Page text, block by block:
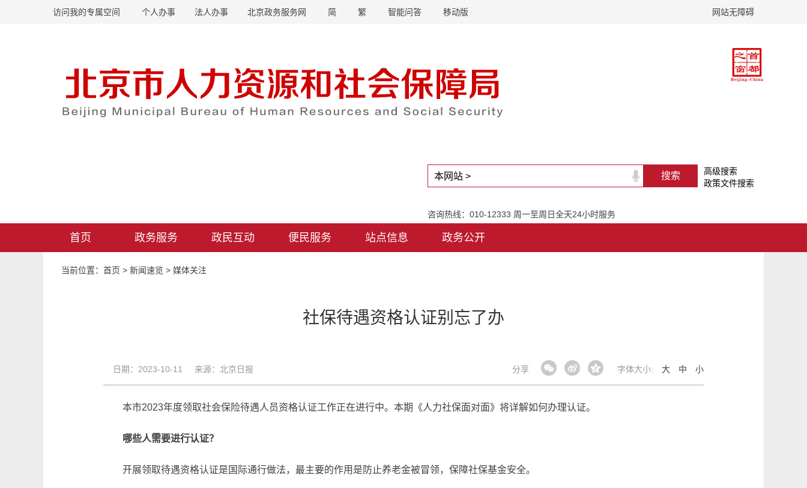
访问我的专属空间 个人办事 法人办事 北京政务服务网 简 繁 智能问答 移动版 网站无障碍
高级搜索
政策文件搜索
咨询热线：010-12333 周一至周日全天24小时服务
首页 政务服务 政民互动 便民服务 站点信息 政务公开
当前位置： 首页 > 新闻速览 > 媒体关注
社保待遇资格认证别忘了办
日期：2023-10-11 来源：北京日报 字体大小: 大 中 小
分享
本市2023年度领取社会保险待遇人员资格认证工作正在进行中。本期《人力社保面对面》将详解如何办理认证。
哪些人需要进行认证？
开展领取待遇资格认证是国际通行做法，最主要的作用是防止养老金被冒领，保障社保基金安全。